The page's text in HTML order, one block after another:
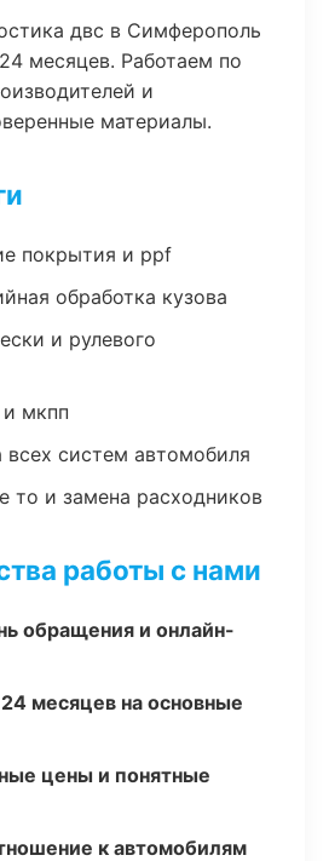
двс в Симферополь
месяцев. Работаем по
и
материалы.
покрытия и ppf
обработка кузова
и рулевого
мкпп
всех систем автомобиля
то и замена расходников
работы с нами
обращения и онлайн-
месяцев на основные
цены и понятные
к автомобилям